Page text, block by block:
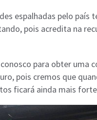
espalhadas pelo país
pois acredita na
para obter uma
pois cremos que
ficará ainda mais